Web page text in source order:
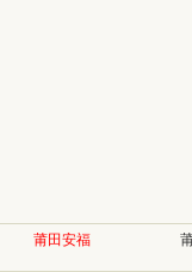
莆田安福